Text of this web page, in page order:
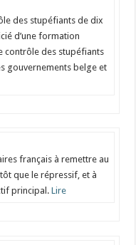
des stupéfiants de dix
d’une formation
contrôle des stupéfiants
gouvernements belge et
français à remettre au
que le répressif, et à
principal. Lire